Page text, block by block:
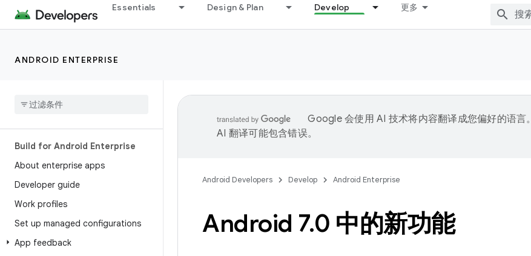
Essentials Design & Plan Develop 更多
ANDROID ENTERPRISE
Build for Android Enterprise
About enterprise apps
Developer guide
Work profiles
Set up managed configurations
App feedback
Google 会使用 AI 技术将内容翻译成您偏好的语言。
AI 翻译可能包含错误。
Android Developers Develop Android Enterprise
Android 7.0 中的新功能